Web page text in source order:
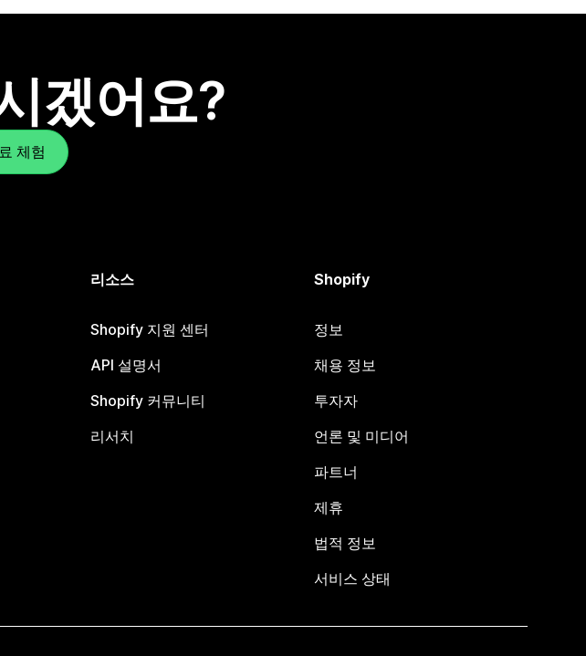
겠어요?
체험
리소스
Shopify 지원 센터
API 설명서
Shopify 커뮤니티
리서치
Shopify
정보
채용 정보
투자자
언론 및 미디어
파트너
제휴
법적 정보
서비스 상태